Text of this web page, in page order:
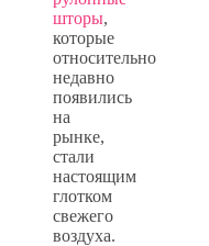
шторы,
которые
относительно
недавно
появились
на
рынке,
стали
настоящим
глотком
свежего
воздуха.